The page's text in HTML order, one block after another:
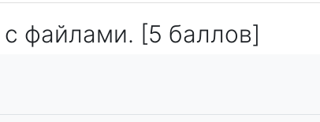
файлами. [5 баллов]